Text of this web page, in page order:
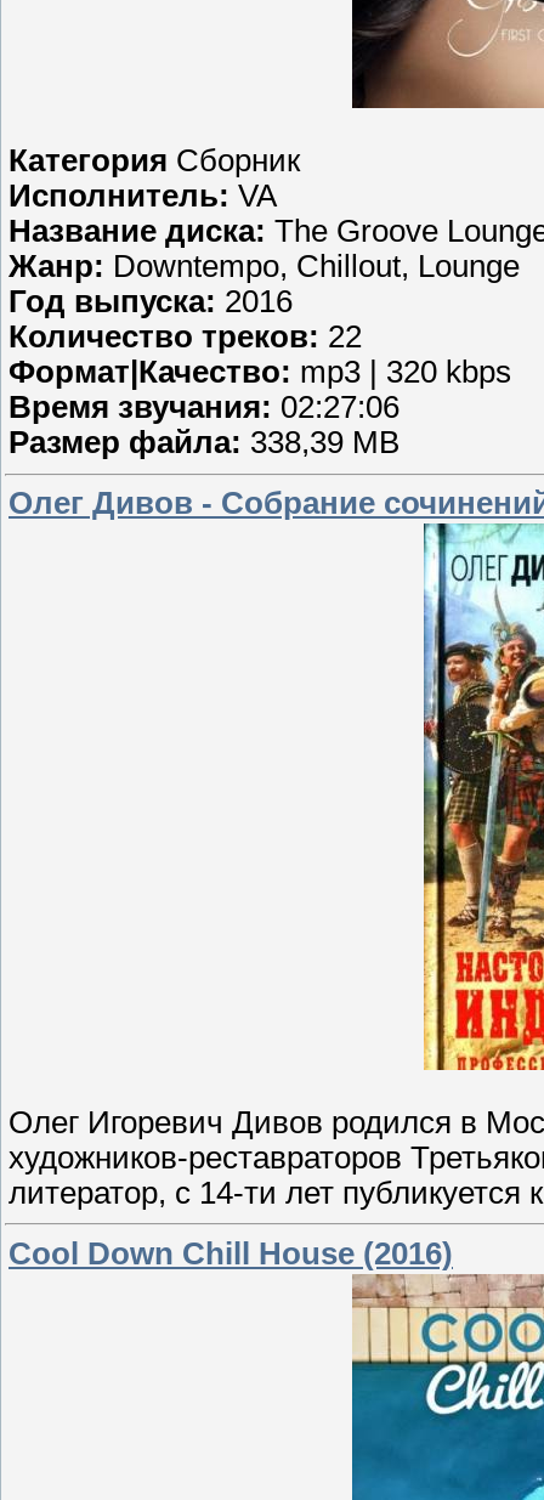
Категория Сборник
Исполнитель: VA
Название диска: The Groove
Жанр: Downtempo, Chillout, Lounge
Год выпуска: 2016
Количество треков: 22
Формат|Качество: mp3 | 320 kbps
Время звучания: 02:27:06
Размер файла: 338,39 MB
Олег Дивов - Собрание
Олег Игоревич Дивов родился в
художников-реставраторов
литератор, с 14-ти лет публикуется
Cool Down Chill House (2016)